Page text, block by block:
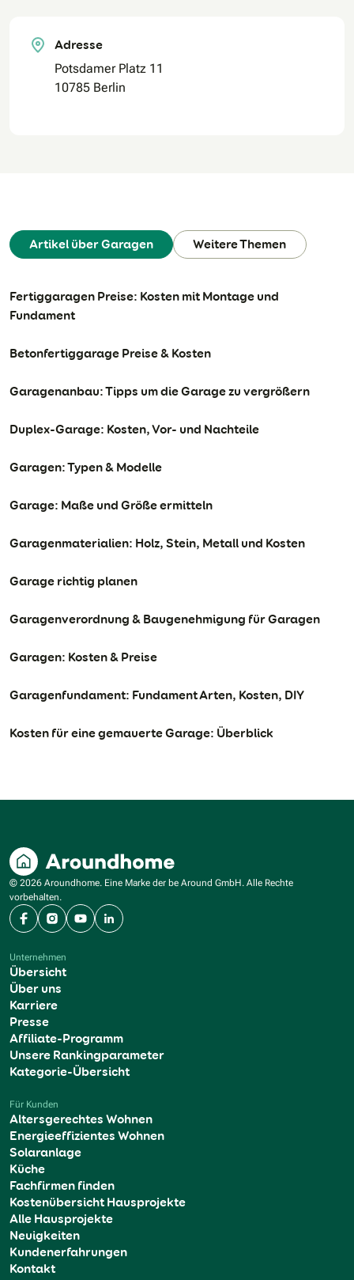
Adresse
Potsdamer Platz 11
10785 Berlin
Artikel über Garagen Weitere Themen
Fertiggaragen Preise: Kosten mit Montage und
Fundament
Betonfertiggarage Preise & Kosten
Garagenanbau: Tipps um die Garage zu vergrößern
Duplex-Garage: Kosten, Vor- und Nachteile
Garagen: Typen & Modelle
Garage: Maße und Größe ermitteln
Garagenmaterialien: Holz, Stein, Metall und Kosten
Garage richtig planen
Garagenverordnung & Baugenehmigung für Garagen
Garagen: Kosten & Preise
Garagenfundament: Fundament Arten, Kosten, DIY
Kosten für eine gemauerte Garage: Überblick
© 2026 Aroundhome. Eine Marke der be Around GmbH. Alle Rechte
vorbehalten.
FacebookInstagram
YouTubeLinkedIn
Unternehmen
Übersicht
Über uns
Karriere
Presse
Affiliate-Programm
Unsere Rankingparameter
Kategorie-Übersicht
Für Kunden
Altersgerechtes Wohnen
Energieeffizientes Wohnen
Solaranlage
Küche
Fachfirmen finden
Kostenübersicht Hausprojekte
Alle Hausprojekte
Neuigkeiten
Kundenerfahrungen
Kontakt